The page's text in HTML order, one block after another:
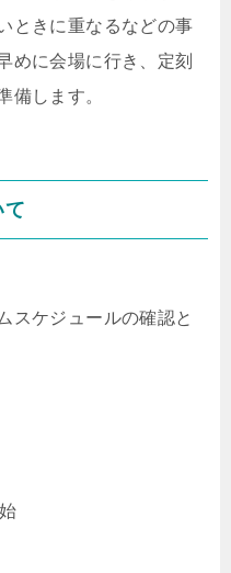
ときに重なるなどの事
めに会場に行き、定刻
備します。
て
スケジュールの確認と